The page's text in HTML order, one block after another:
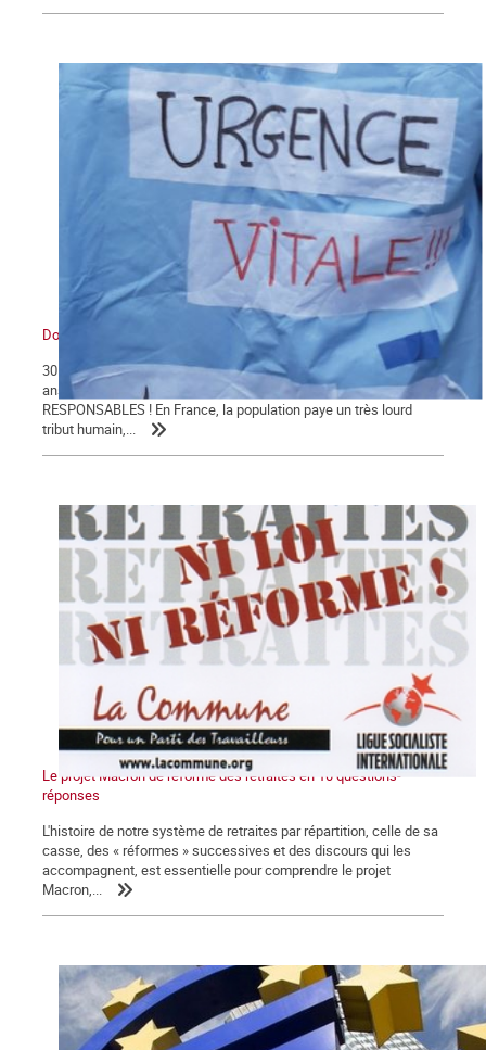
Dossier santé
30 004 morts : le bilan du COVID-19 en Franceest le résultat de 40
ans d'attaques de l'hôpital public !TOUS COUPABLES ET
RESPONSABLES ! En France, la population paye un très lourd
tribut humain,...
Le projet Macron de réforme des retraites en 10 questions-
réponses
L'histoire de notre système de retraites par répartition, celle de sa
casse, des « réformes » successives et des discours qui les
accompagnent, est essentielle pour comprendre le projet
Macron,...